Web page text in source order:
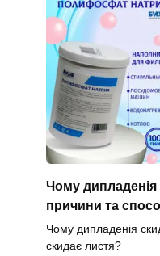
Чому дипладенія
причини та
Чому дипладенія
скидає листя?